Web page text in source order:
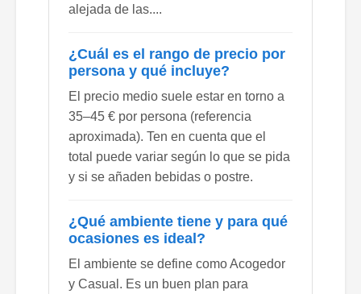
alejada de las....
¿Cuál es el rango de precio por
persona y qué incluye?
El precio medio suele estar en torno a
35–45 € por persona (referencia
aproximada). Ten en cuenta que el
total puede variar según lo que se pida
y si se añaden bebidas o postre.
¿Qué ambiente tiene y para qué
ocasiones es ideal?
El ambiente se define como Acogedor
y Casual. Es un buen plan para